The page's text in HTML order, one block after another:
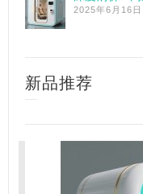
2025年6月16日
新品推荐